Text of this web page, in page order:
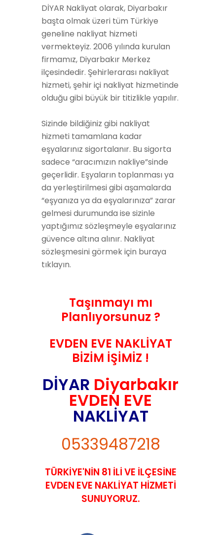
DİYAR Nakliyat olarak, Diyarbakır
başta olmak üzeri tüm Türkiye
geneline nakliyat hizmeti
vermekteyiz. 2006 yılında kurulan
firmamız, Diyarbakır Merkez
ilçesindedir. Şehirlerarası nakliyat
hizmeti, şehir içi nakliyat hizmetinde
olduğu gibi büyük bir titizlikle yapılır.
Sizinde bildiğiniz gibi nakliyat
hizmeti tamamlana kadar
eşyalarınız sigortalanır. Bu sigorta
sadece “aracımızın nakliye”sinde
geçerlidir. Eşyaların toplanması ya
da yerleştirilmesi gibi aşamalarda
“eşyanıza ya da eşyalarınıza” zarar
gelmesi durumunda ise sizinle
yaptığımız sözleşmeyle eşyalarınız
güvence altına alınır. Nakliyat
sözleşmesini görmek için buraya
tıklayın.
Taşınmayı mı
Planlıyorsunuz ?
EVDEN EVE NAKLİYAT
BİZİM İŞİMİZ !
DİYAR Diyarbakır
EVDEN EVE
NAKLİYAT
05339487218
TÜRKİYE'NİN 81 İLİ VE İLÇESİNE
EVDEN EVE NAKLİYAT HİZMETİ
SUNUYORUZ.